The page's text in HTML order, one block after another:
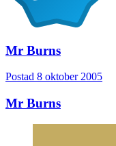
Mr Burns
Postad 8 oktober 2005
Mr Burns